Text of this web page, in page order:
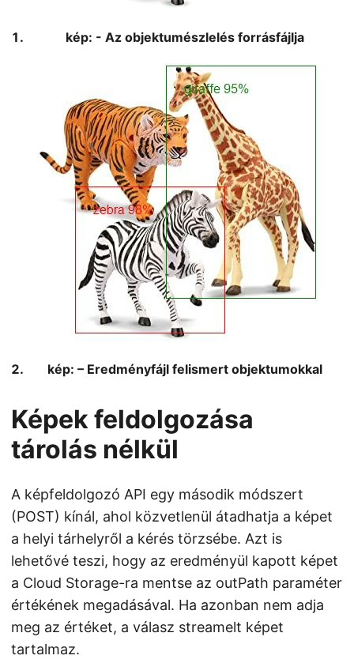
kép: - Az objektumészlelés forrásfájlja
kép: – Eredményfájl felismert objektumokkal
Képek feldolgozása
tárolás nélkül
A képfeldolgozó API egy második módszert
(POST) kínál, ahol közvetlenül átadhatja a képet
a helyi tárhelyről a kérés törzsébe. Azt is
lehetővé teszi, hogy az eredményül kapott képet
a Cloud Storage-ra mentse az outPath paraméter
értékének megadásával. Ha azonban nem adja
meg az értéket, a válasz streamelt képet
tartalmaz.